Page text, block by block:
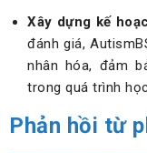
Xây dựng kế
đánh giá,
nhân hóa, đảm
trong quá trình
Phản hồi từ